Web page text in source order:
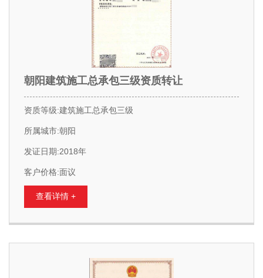
朝阳建筑施工总承包三级资质转让
资质等级:建筑施工总承包三级
所属城市:朝阳
发证日期:2018年
客户价格:面议
查看详情 +